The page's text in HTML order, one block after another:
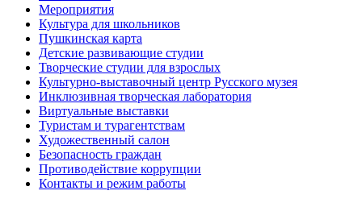
Мероприятия
Культура для школьников
Пушкинская карта
Детские развивающие студии
Творческие студии для взрослых
Культурно-выставочный центр Русского музея
Инклюзивная творческая лаборатория
Виртуальные выставки
Туристам и турагентствам
Художественный салон
Безопасность граждан
Противодействие коррупции
Контакты и режим работы